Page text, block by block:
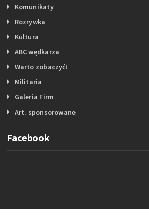
Komunikaty
Rozrywka
Kultura
ABC wędkarza
Warto zobaczyć!
Militaria
Galeria Firm
Art. sponsorowane
Facebook